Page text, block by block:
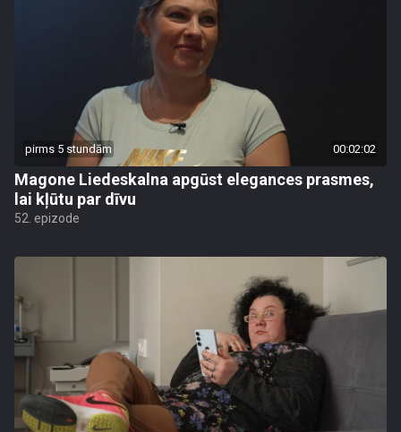
pirms 5 stundām 00:02:02
Magone Liedeskalna apgūst elegances prasmes,
lai kļūtu par dīvu
52. epizode